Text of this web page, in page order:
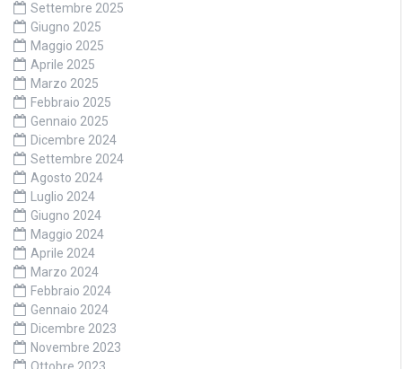
Settembre 2025
Giugno 2025
Maggio 2025
Aprile 2025
Marzo 2025
Febbraio 2025
Gennaio 2025
Dicembre 2024
Settembre 2024
Agosto 2024
Luglio 2024
Giugno 2024
Maggio 2024
Aprile 2024
Marzo 2024
Febbraio 2024
Gennaio 2024
Dicembre 2023
Novembre 2023
Ottobre 2023